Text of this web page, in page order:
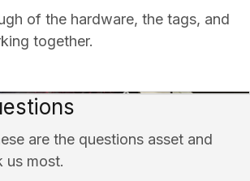
of the hardware, the tags, and
together.
are the questions asset and
us most.